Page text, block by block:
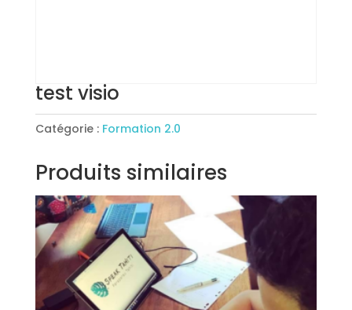
test visio
Catégorie : Formation 2.0
Produits similaires